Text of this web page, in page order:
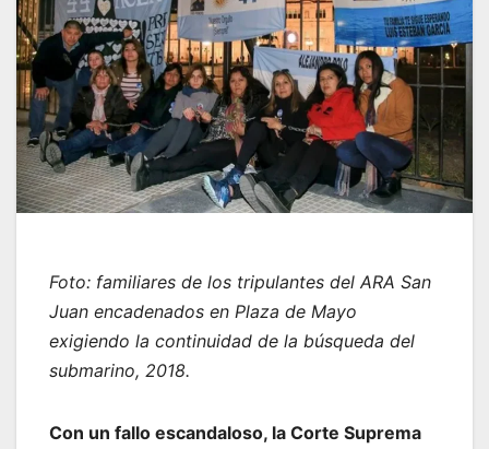
Foto: familiares de los tripulantes del ARA San
Juan encadenados en Plaza de Mayo
exigiendo la continuidad de la búsqueda del
submarino, 2018.
Con un fallo escandaloso, la Corte Suprema